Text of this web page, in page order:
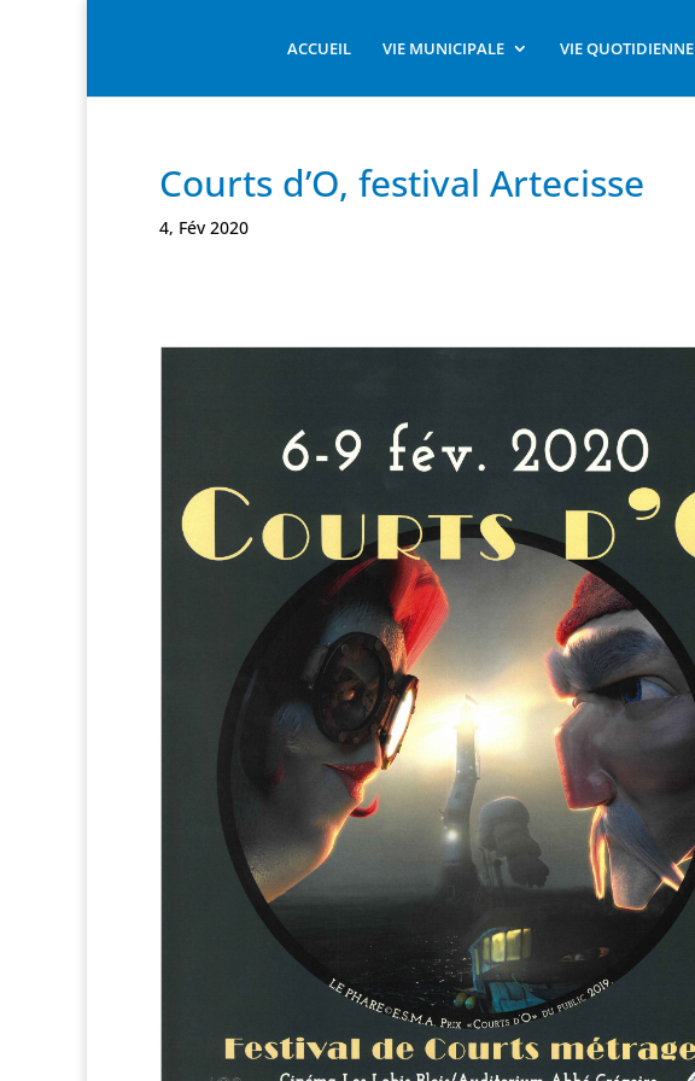
ACCUEIL VIE MUNICIPALE VIE QUOTIDIENNE
Courts d’O, festival Artecisse
4, Fév 2020